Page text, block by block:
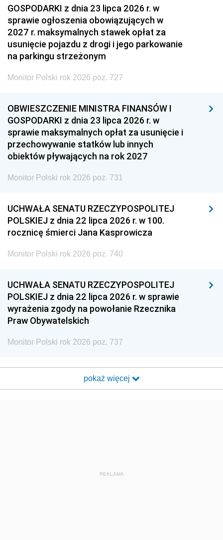
GOSPODARKI z dnia 23 lipca 2026 r. w
sprawie ogłoszenia obowiązujących w
2027 r. maksymalnych stawek opłat za
usunięcie pojazdu z drogi i jego parkowanie
na parkingu strzeżonym
Monitor Polski rok 2026 poz. 727
OBWIESZCZENIE MINISTRA FINANSÓW I
GOSPODARKI z dnia 23 lipca 2026 r. w
sprawie maksymalnych opłat za usunięcie i
przechowywanie statków lub innych
obiektów pływających na rok 2027
Monitor Polski rok 2026 poz. 731
UCHWAŁA SENATU RZECZYPOSPOLITEJ
POLSKIEJ z dnia 22 lipca 2026 r. w 100.
rocznicę śmierci Jana Kasprowicza
Monitor Polski rok 2026 poz. 740
UCHWAŁA SENATU RZECZYPOSPOLITEJ
POLSKIEJ z dnia 22 lipca 2026 r. w sprawie
wyrażenia zgody na powołanie Rzecznika
Praw Obywatelskich
Monitor Polski rok 2026 poz. 737
pokaż więcej
REKLAMA